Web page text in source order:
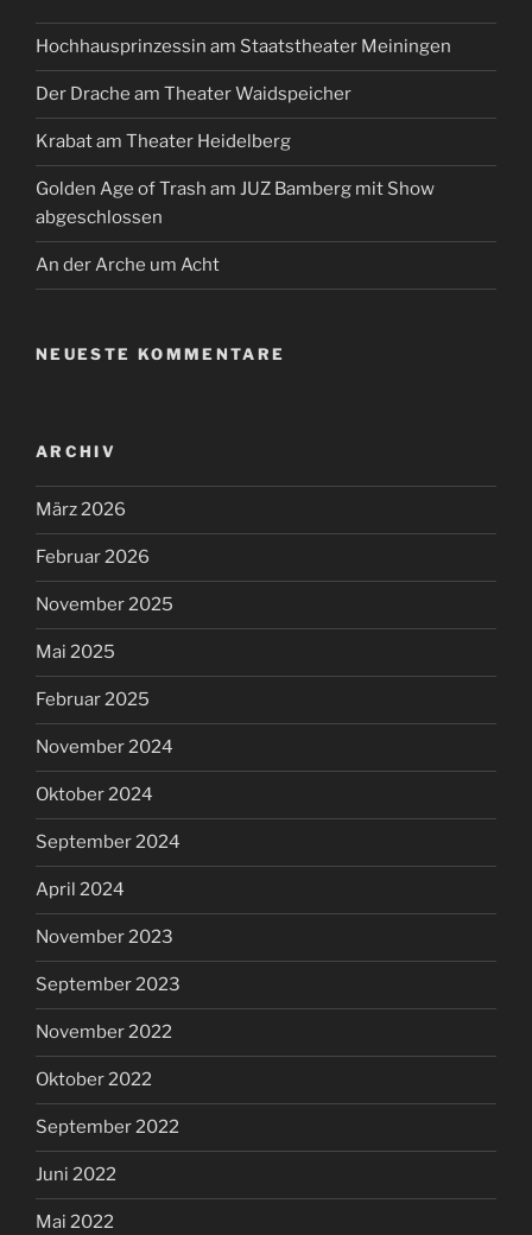
Hochhausprinzessin am Staatstheater Meiningen
Der Drache am Theater Waidspeicher
Krabat am Theater Heidelberg
Golden Age of Trash am JUZ Bamberg mit Show
abgeschlossen
An der Arche um Acht
NEUESTE KOMMENTARE
ARCHIV
März 2026
Februar 2026
November 2025
Mai 2025
Februar 2025
November 2024
Oktober 2024
September 2024
April 2024
November 2023
September 2023
November 2022
Oktober 2022
September 2022
Juni 2022
Mai 2022